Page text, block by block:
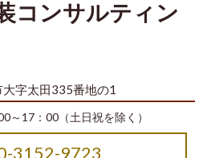
コンサルティン
字太田335番地の1
～17：00（土日祝を除く）
3152-9723